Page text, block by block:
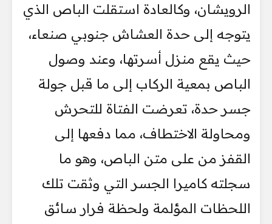
الرويشان، وكالعادة استقلت الباص الذي
يتوجه إلى حدة العشاش جنوبي صنعاء،
حيث يقع منزل أسرتها، وعند وصول
الباص بمعية الركاب إلى ما قبل جولة
جسر حدة، تعرضت الفتاة للتحرش
ومحاولة الاختطاف، مما دفعها إلى
القفز من على متن الباص، وهو ما
سجلته كاميرا الجسر التي وثقت تلك
اللحظات المؤلمة ولحظة فرار سائق